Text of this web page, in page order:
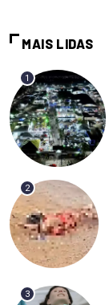
MAIS LIDAS
1
2
3